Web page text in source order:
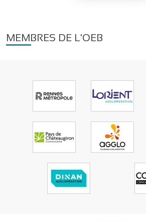
MEMBRES DE L'OEB